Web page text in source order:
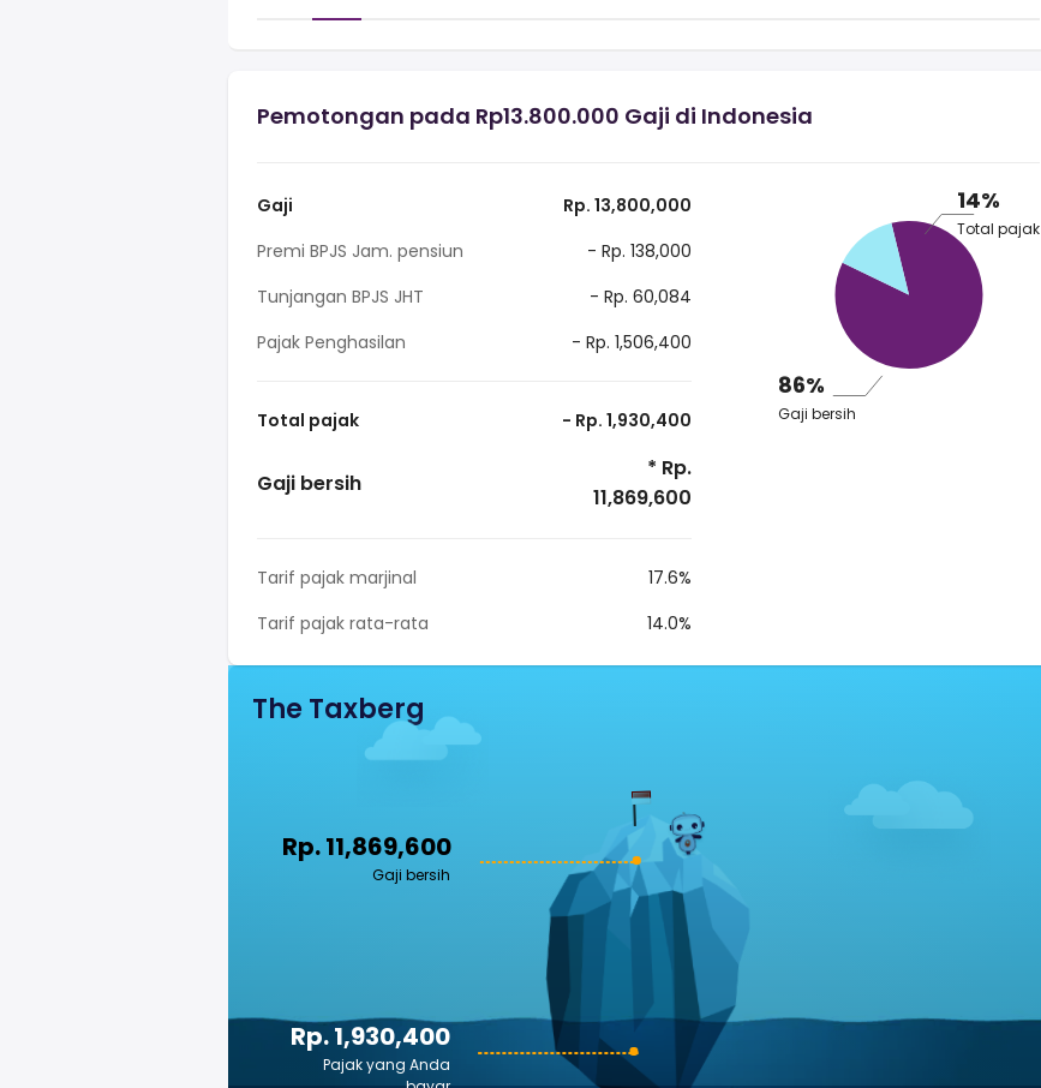
Pemotongan pada Rp13.800.000 Gaji di Indonesia
Gaji
Rp. 13,800,000
Premi BPJS Jam. pensiun
- Rp. 138,000
Tunjangan BPJS JHT
- Rp. 60,084
Pajak Penghasilan
- Rp. 1,506,400
Total pajak - Rp. 1,930,400
Gaji bersih
* Rp.
11,869,600
Tarif pajak marjinal
17.6%
Tarif pajak rata-rata
14.0%
14%
Total pajak
86%
Gaji bersih
The Taxberg
Rp. 11,869,600
Gaji bersih
Rp. 1,930,400
Pajak yang Anda